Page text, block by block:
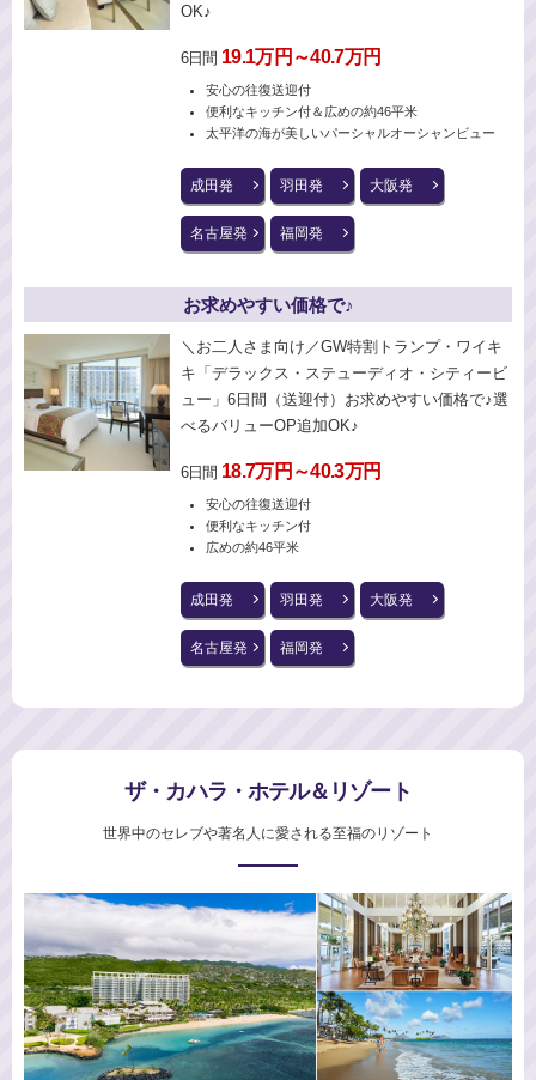
OK♪
6日間 19.1万円～40.7万円
安心の往復送迎付
便利なキッチン付＆広めの約46平米
太平洋の海が美しいパーシャルオーシャンビュー
成田発 羽田発 大阪発
名古屋発 福岡発
お求めやすい価格で♪
＼お二人さま向け／GW特割トランプ・ワイキ
キ「デラックス・ステューディオ・シティービ
ュー」6日間（送迎付）お求めやすい価格で♪選
べるバリューOP追加OK♪
6日間 18.7万円～40.3万円
安心の往復送迎付
便利なキッチン付
広めの約46平米
成田発 羽田発 大阪発
名古屋発 福岡発
ザ・カハラ・ホテル＆リゾート
世界中のセレブや著名人に愛される至福のリゾート